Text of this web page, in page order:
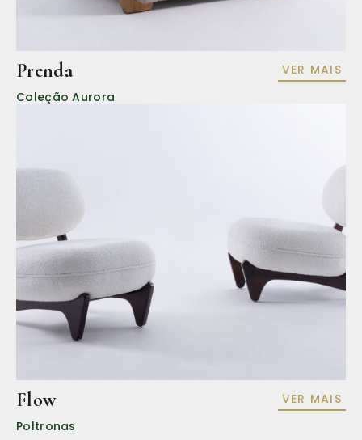
Prenda
Coleção Aurora
VER MAIS
Flow
Poltronas
VER MAIS